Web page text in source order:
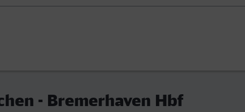
- Bremerhaven Hbf